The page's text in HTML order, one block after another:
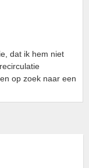
dat ik hem niet
op zoek naar een